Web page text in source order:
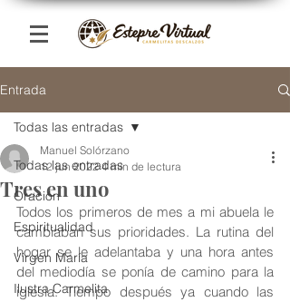
Entrada
Todas las entradas
Oración
Espiritualidad
Virgen María
Ilustra Carmelita
Todas las entradas
Tres en uno
Manuel Solórzano
12 jun 2022 4 min de lectura
Todos los primeros de mes a mi abuela le
cambiaban sus prioridades. La rutina del
hogar se le adelantaba y una hora antes
del mediodía se ponía de camino para la
iglesia. Tiempo después ya cuando las